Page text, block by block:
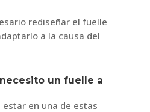
rediseñar el fuelle
a la causa del
necesito un fuelle a
en una de estas